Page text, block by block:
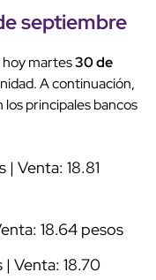
septiembre
hoy martes30 de
A continuación,
los principales bancos
| Venta: 18.81
18.64 pesos
Venta: 18.70